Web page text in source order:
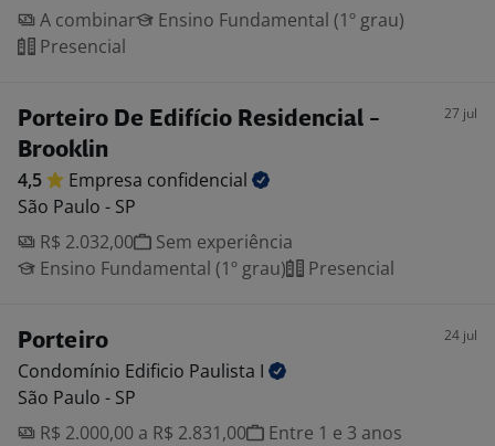
A combinar
Ensino Fundamental (1º grau)
Presencial
Porteiro De Edifício Residencial -
Brooklin
27 jul
4,5 Empresa confidencial
São Paulo - SP
R$ 2.032,00
Sem experiência
Ensino Fundamental (1º grau)
Presencial
Porteiro 24 jul
Condomínio Edificio Paulista I
São Paulo - SP
R$ 2.000,00 a R$ 2.831,00
Entre 1 e 3 anos